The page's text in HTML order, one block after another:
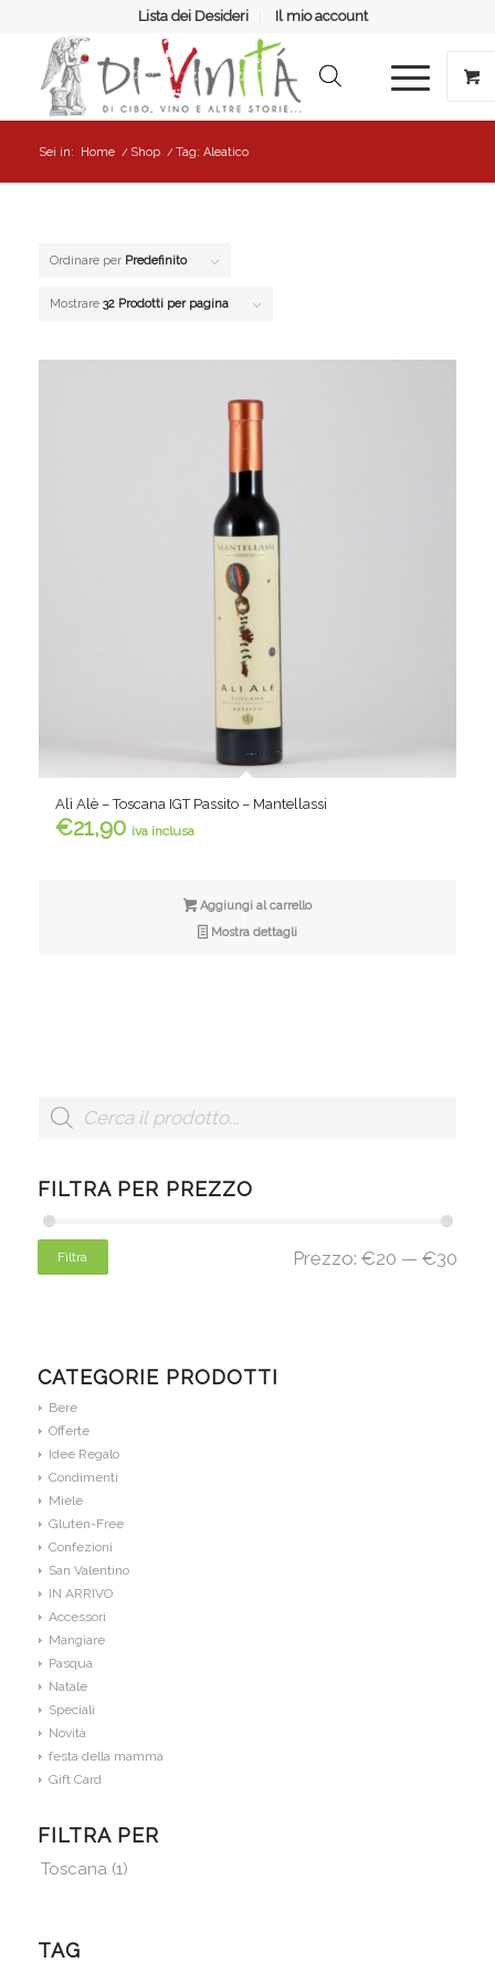
Lista dei Desideri Il mio account
Sei in: Home / Shop / Tag: Aleatico
Ordinare per Predefinito
Mostrare 32 Prodotti per pagina
Alì Alè – Toscana IGT Passito – Mantellassi
€21,90 iva inclusa
Aggiungi al carrello
Mostra dettagli
FILTRA PER PREZZO
Filtra Prezzo:€20 —€30
CATEGORIE PRODOTTI
Bere
Offerte
Idee Regalo
Condimenti
Miele
Gluten-Free
Confezioni
San Valentino
IN ARRIVO
Accessori
Mangiare
Pasqua
Natale
Speciali
Novità
festa della mamma
Gift Card
FILTRA PER
Toscana (1)
TAG